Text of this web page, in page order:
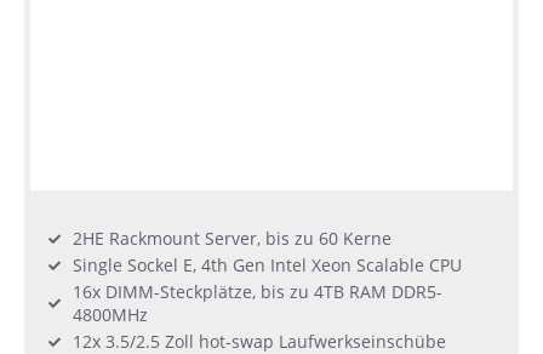
2HE Rackmount Server, bis zu 60 Kerne
Single Sockel E, 4th Gen Intel Xeon Scalable CPU
16x DIMM-Steckplätze, bis zu 4TB RAM DDR5-
4800MHz
12x 3.5/2.5 Zoll hot-swap Laufwerkseinschübe